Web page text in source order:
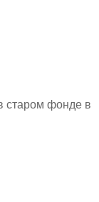
старом фонде в